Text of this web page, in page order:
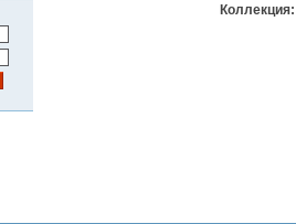
Коллекция: